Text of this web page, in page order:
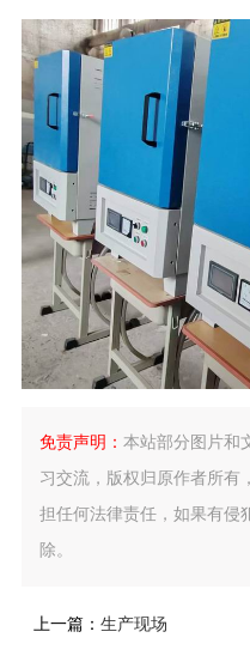
发布时间：
免责声明： 本站部分图片和
习交流，版权归原作者所有
担任何法律责任，如果有侵
除。
上一篇： 生产现场